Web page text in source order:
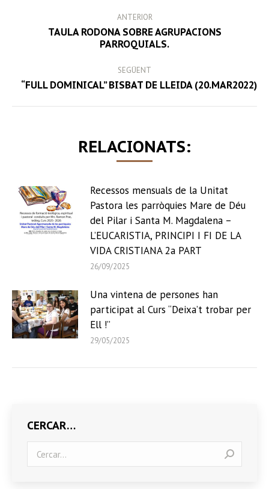
NAVIGATION
ANTERIOR
Previous
post:
TAULA RODONA SOBRE AGRUPACIONS
PARROQUIALS.
SEGÜENT
Next
“FULL DOMINICAL” BISBAT DE LLEIDA (20.MAR2022)
RELACIONATS:
Recessos mensuals de la Unitat
Pastora les parròquies Mare de Déu
del Pilar i Santa M. Magdalena –
L’EUCARISTIA, PRINCIPI I FI DE LA
VIDA CRISTIANA 2a PART
26/09/2025
Una vintena de persones han
participat al Curs “Deixa’t trobar per
Ell !”
29/05/2025
CERCAR…